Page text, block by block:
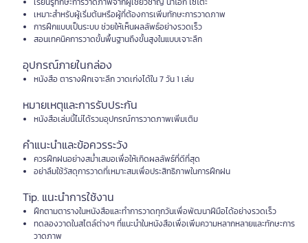
เหมาะสำหรับผู้เริ่มต้นหรือผู้ที่ต้องการเพิ่มทักษะการวาดภาพ
การฝึกแบบเป็นระบบ ช่วยให้เห็นผลลัพธ์อย่างรวดเร็ว
สอนเทคนิคการวาดขั้นพื้นฐานถึงขั้นสูงในแบบเจาะลึก
อุปกรณ์ภายในกล่อง
หนังสือ ตารางฝึกเจาะลึก วาดเก่งได้ใน 7 วัน 1 เล่ม
หมายเหตุและการรับประกัน
หนังสือเล่มนี้ไม่ได้รวมอุปกรณ์การวาดภาพเพิ่มเติม
คำแนะนำและข้อควรระวัง
ควรฝึกฝนอย่างสม่ำเสมอเพื่อให้เกิดผลลัพธ์ที่ดีที่สุด
อย่าลืมใช้วัสดุการวาดที่เหมาะสมเพื่อประสิทธิภาพในการฝึกฝน
Tip. แนะนำการใช้งาน
ฝึกตามตารางในหนังสือและทำการวาดทุกวันเพื่อพัฒนาฝีมือได้อย่างรวดเร็ว
ทดลองวาดในสไตล์ต่างๆ ที่แนะนำในหนังสือเพื่อเพิ่มความหลากหลายและทักษะการ
วาดภาพ